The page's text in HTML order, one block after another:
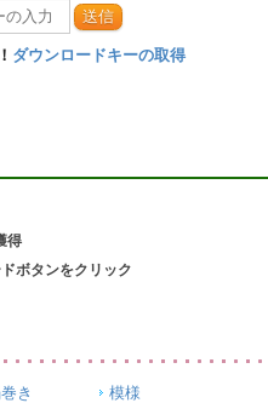
送信
ダウンロードキーの取得
得
ボタンをクリック
き
模様